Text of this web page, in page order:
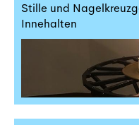
Stille und
Innehalten